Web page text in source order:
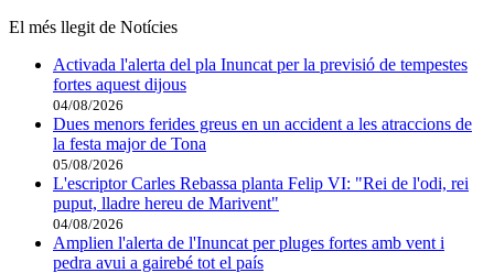
El més llegit de Notícies
Activada l'alerta del pla Inuncat per la previsió de tempestes
fortes aquest dijous
04/08/2026
Dues menors ferides greus en un accident a les atraccions de
la festa major de Tona
05/08/2026
L'escriptor Carles Rebassa planta Felip VI: "Rei de l'odi, rei
puput, lladre hereu de Marivent"
04/08/2026
Amplien l'alerta de l'Inuncat per pluges fortes amb vent i
pedra avui a gairebé tot el país